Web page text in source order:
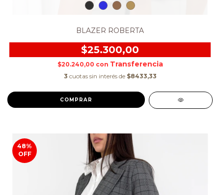
BLAZER ROBERTA
$25.300,00
$20.240,00 con
3 cuotas sin interés de $8433,33
COMPRAR
48%
OFF